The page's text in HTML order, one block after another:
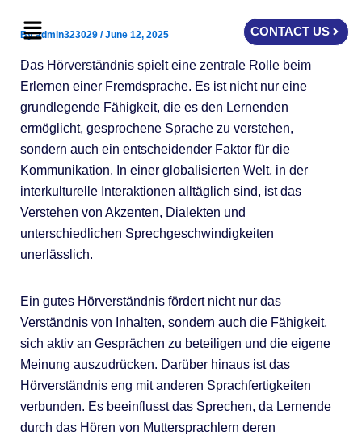
Menu CONTACT US
Byadmin323029 /June 12, 2025
Das Hörverständnis spielt eine zentrale Rolle beim
Erlernen einer Fremdsprache. Es ist nicht nur eine
grundlegende Fähigkeit, die es den Lernenden
ermöglicht, gesprochene Sprache zu verstehen,
sondern auch ein entscheidender Faktor für die
Kommunikation. In einer globalisierten Welt, in der
interkulturelle Interaktionen alltäglich sind, ist das
Verstehen von Akzenten, Dialekten und
unterschiedlichen Sprechgeschwindigkeiten
unerlässlich.
Ein gutes Hörverständnis fördert nicht nur das
Verständnis von Inhalten, sondern auch die Fähigkeit,
sich aktiv an Gesprächen zu beteiligen und die eigene
Meinung auszudrücken. Darüber hinaus ist das
Hörverständnis eng mit anderen Sprachfertigkeiten
verbunden. Es beeinflusst das Sprechen, da Lernende
durch das Hören von Muttersprachlern deren